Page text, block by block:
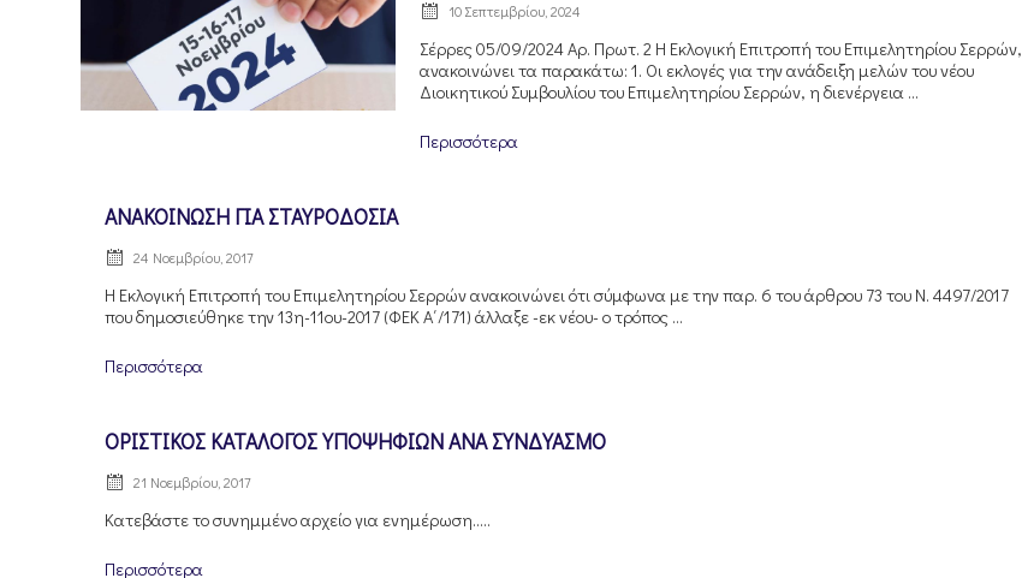
10 Σεπτεμβρίου, 2024
Σέρρες 05/09/2024 Αρ. Πρωτ. 2 Η Εκλογική Επιτροπή του Επιμελητηρίου Σερρών,
ανακοινώνει τα παρακάτω: 1. Οι εκλογές για την ανάδειξη μελών του νέου
Διοικητικού Συμβουλίου του Επιμελητηρίου Σερρών, η διενέργεια ...
Περισσότερα
ΑΝΑΚΟΙΝΩΣΗ ΓΙΑ ΣΤΑΥΡΟΔΟΣΙΑ
24 Νοεμβρίου, 2017
Η Εκλογική Επιτροπή του Επιμελητηρίου Σερρών ανακοινώνει ότι σύμφωνα με την παρ. 6 του άρθρου 73 του Ν. 4497/2017
που δημοσιεύθηκε την 13η-11ου-2017 (ΦΕΚ Α΄/171) άλλαξε -εκ νέου- ο τρόπος ...
Περισσότερα
ΟΡΙΣΤΙΚΟΣ ΚΑΤΑΛΟΓΟΣ ΥΠΟΨΗΦΙΩΝ ΑΝΑ ΣΥΝΔΥΑΣΜΟ
21 Νοεμβρίου, 2017
Κατεβάστε το συνημμένο αρχείο για ενημέρωση.....
Περισσότερα